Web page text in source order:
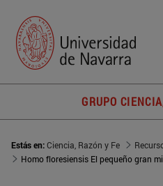
GRUPO
Estás en:Ciencia, Razón y Fe